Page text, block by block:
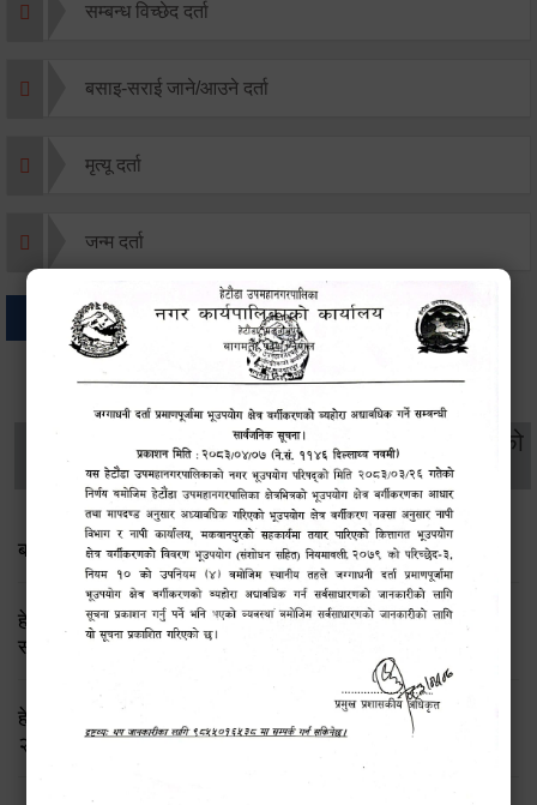
सम्बन्ध विच्छेद दर्ता
बसाइ-सराई जाने/आउने दर्ता
मृत्यू दर्ता
जन्म दर्ता
थप विवरणहरु
सामाजिक सुरक्षा तथा
व्यक्तिगत घटना दर्ता
महिला
विकास
वातावरण
सूचनाको
बाल भेला तथा योजना तर्जुमा सम्बन्धी सूचना
हेटौंडा उपमहानगरपालिका: लैङ्गिक समानता तथा सामाजिक
समावेशीकरण परीक्षण प्रतिवेदन २०८२
हेटौंडा उपमहानगरपालिकाको लैङ्गिक हिंसा निवारण रणनीति
२०७६-२०८६ तथा बाल विवाह उन्मूलन कार्ययोजना २०७६-२०७८